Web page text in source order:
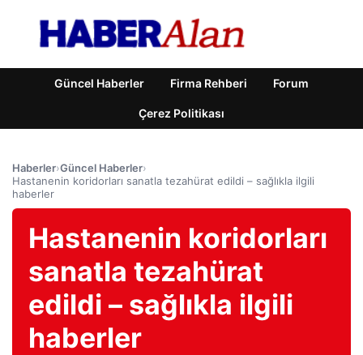
Güncel Haberler Firma Rehberi Forum
Çerez Politikası
Haberler›Güncel Haberler›
Hastanenin koridorları sanatla tezahürat edildi – sağlıkla ilgili
haberler
Hastanenin koridorları
sanatla tezahürat
edildi – sağlıkla ilgili
haberler